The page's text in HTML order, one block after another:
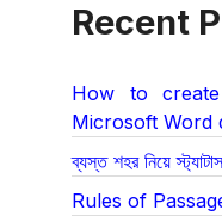
Recent
How to
Microsoft Word
ব্যস্ত শহর নিয়ে
Rules of